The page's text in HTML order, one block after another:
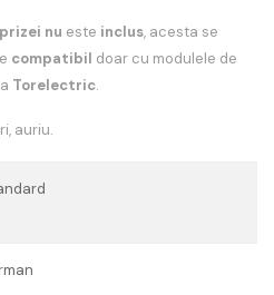
nu este inclus, acesta se
compatibil doar cu modulele de
Torelectric.
auriu.